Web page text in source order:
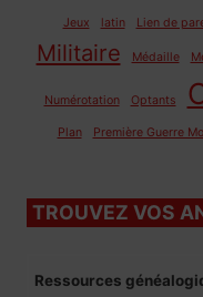
Jeux latin Lien de
Militaire Médaille
Numérotation Optants
Plan Première Guerre
TROUVEZ VOS
Ressources